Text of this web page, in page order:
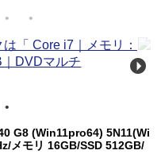
G8 (Win11pro64) 5N11(Wi
メモリ 16GB/SSD 512GB/